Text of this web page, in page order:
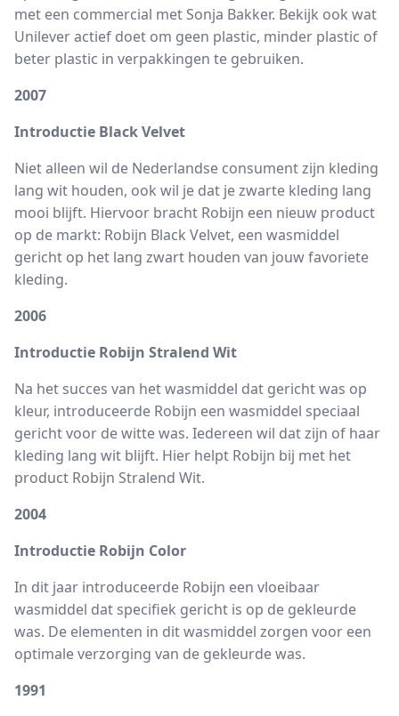
met een commercial met Sonja Bakker. Bekijk ook wat
Unilever actief doet om geen plastic, minder plastic of
beter plastic in verpakkingen te gebruiken.
2007
Introductie Black Velvet
Niet alleen wil de Nederlandse consument zijn kleding
lang wit houden, ook wil je dat je zwarte kleding lang
mooi blijft. Hiervoor bracht Robijn een nieuw product
op de markt: Robijn Black Velvet, een wasmiddel
gericht op het lang zwart houden van jouw favoriete
kleding.
2006
Introductie Robijn Stralend Wit
Na het succes van het wasmiddel dat gericht was op
kleur, introduceerde Robijn een wasmiddel speciaal
gericht voor de witte was. Iedereen wil dat zijn of haar
kleding lang wit blijft. Hier helpt Robijn bij met het
product Robijn Stralend Wit.
2004
Introductie Robijn Color
In dit jaar introduceerde Robijn een vloeibaar
wasmiddel dat specifiek gericht is op de gekleurde
was. De elementen in dit wasmiddel zorgen voor een
optimale verzorging van de gekleurde was.
1991